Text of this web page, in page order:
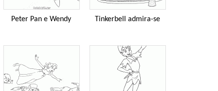
Peter Pan e Wendy Tinkerbell admira-se